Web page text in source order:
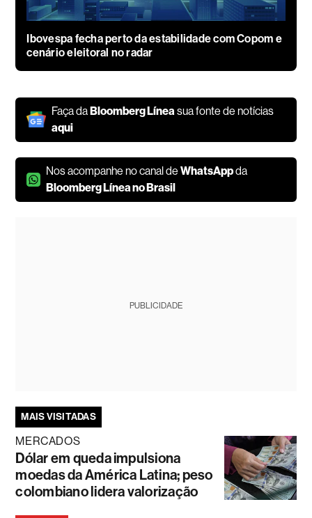
Ibovespa fecha perto da estabilidade com Copom e
cenário eleitoral no radar
Faça daBloomberg Línea sua fonte de notícias
aqui
Nos acompanhe no canal deWhatsAppda
Bloomberg Línea no Brasil
PUBLICIDADE
MAIS VISITADAS
MERCADOS
Dólar em queda impulsiona
moedas da América Latina; peso
colombiano lidera valorização